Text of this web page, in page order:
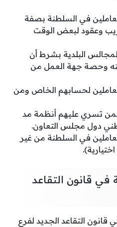
في السلطنة بصفة
وعقود لبعض الوقت
البلدية بشرط أن
وحصة جهة العمل من
لحسابهم الخاص ومن
ممن تسري عليهم أنظمة مد
دول مجلس التعاون.
في السلطنة من غير
في قانون التقاعد
قانون التقاعد الجديد لفرع